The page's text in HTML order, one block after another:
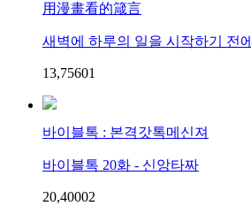
用漫畫看的箴言
새벽에 하루의 일을 시작하기 전에
13,75601
바이블톡 : 본격갓톡메신져
바이블톡 20화 - 신앙타짜
20,40002